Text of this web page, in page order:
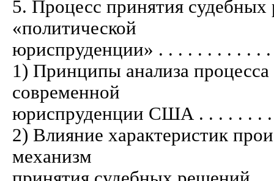
5. Процесс принятия судебных
«политической
юриспруденции» . . . . . . . . . . .
1) Принципы анализа
современной
юриспруденции США . . . . . . . .
2) Влияние характеристик
механизм